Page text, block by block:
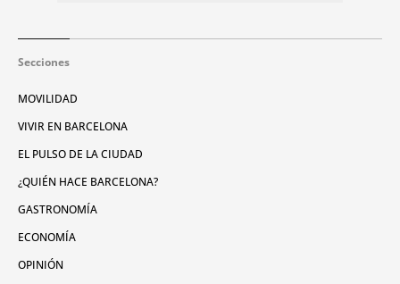
Secciones
MOVILIDAD
VIVIR EN BARCELONA
EL PULSO DE LA CIUDAD
¿QUIÉN HACE BARCELONA?
GASTRONOMÍA
ECONOMÍA
OPINIÓN